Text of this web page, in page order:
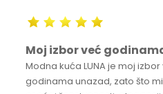
Moj izbor već
Modna kuća LUNA je moj
godinama unazad, zato što